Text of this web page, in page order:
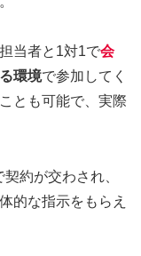
当者と1対1で会
環境で参加してく
とも可能で、実際
約が交わされ、
的な指示をもらえ